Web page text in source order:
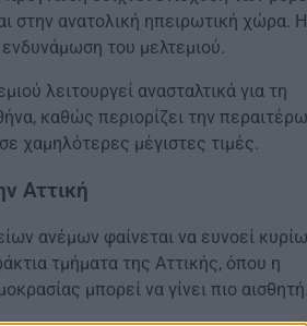
στην ανατολική ηπειρωτική χώρα.
του μελτεμιού.
λειτουργεί ανασταλτικά για τη
καθώς περιορίζει την
χαμηλότερες μέγιστες τιμές.
Αττική
ανέμων φαίνεται να ευνοεί
τμήματα της Αττικής, όπου η
μπορεί να γίνει πιο